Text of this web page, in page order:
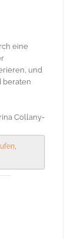
eine
und
beraten
Collany-
,